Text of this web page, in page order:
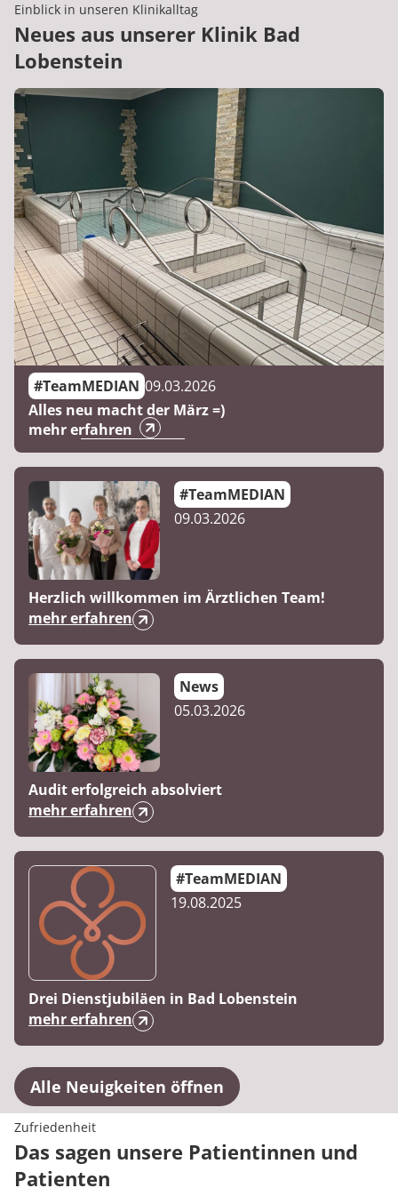
Einblick in unseren Klinikalltag
Neues aus unserer Klinik Bad
Lobenstein
#TeamMEDIAN 09.03.2026
Alles neu macht der März =)
mehr erfahren
#TeamMEDIAN
09.03.2026
Herzlich willkommen im Ärztlichen Team!
mehr erfahren
News
05.03.2026
Audit erfolgreich absolviert
mehr erfahren
#TeamMEDIAN
19.08.2025
Drei Dienstjubiläen in Bad Lobenstein
mehr erfahren
Alle Neuigkeiten öffnen
Zufriedenheit
Das sagen unsere Patientinnen und
Patienten